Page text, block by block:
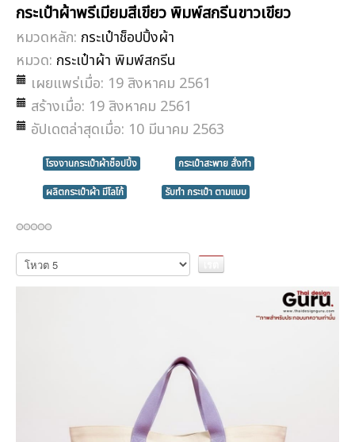
กระเป๋าผ้าพรีเมียมสีเขียว พิมพ์สกรีนขาวเขียว
หมวดหลัก: กระเป๋าช็อปปิ้งผ้า
หมวด: กระเป๋าผ้า พิมพ์สกรีน
เผยแพร่เมื่อ: 19 สิงหาคม 2561
สร้างเมื่อ: 19 สิงหาคม 2561
อัปเดตล่าสุดเมื่อ: 10 มีนาคม 2563
โรงงานกระเป๋าผ้าช็อปปิ้ง
กระเป๋าสะพาย สั่งทำ
ผลิตกระเป๋าผ้า มีโลโก้
รับทำ กระเป๋า ตามแบบ
กรุณา
ให้
คะแนน